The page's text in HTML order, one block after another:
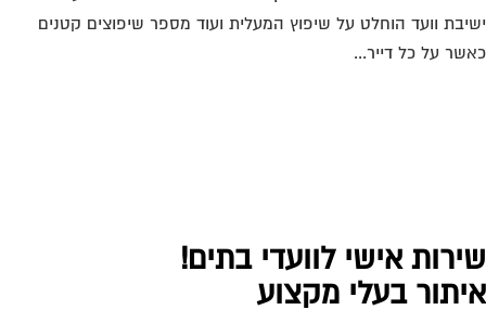
וועד הוחלט על שיפוץ המעלית ועוד מספר שיפוצים קטנים
על כל דייר...
אישי לוועדי בתים!
בעלי מקצוע